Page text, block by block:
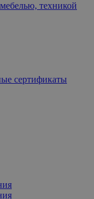
техникой
сертификаты